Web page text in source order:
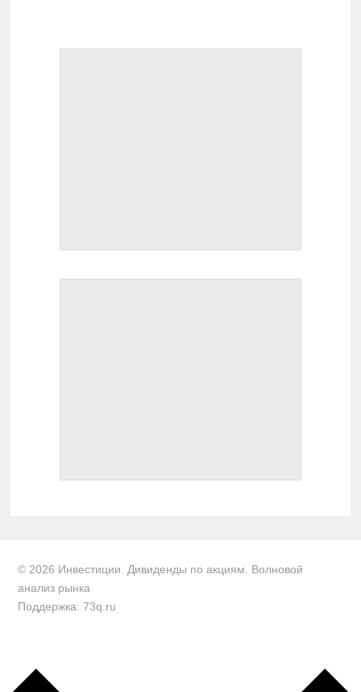
© 2026 Инвестиции. Дивиденды по акциям. Волновой
анализ рынка
Поддержка: 73q.ru